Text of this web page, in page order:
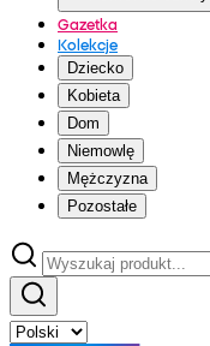
Gazetka
Kolekcje
Dziecko
Kobieta
Dom
Niemowlę
Mężczyzna
Pozostałe